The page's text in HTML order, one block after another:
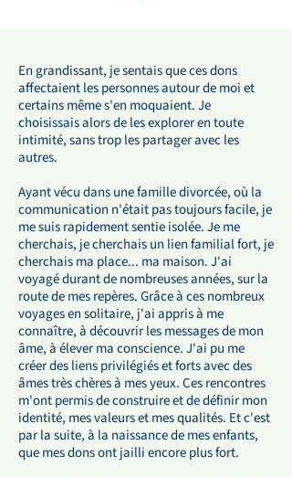
En grandissant, je sentais que ces dons
affectaient les personnes autour de moi et
certains même s'en moquaient. Je
choisissais alors de les explorer en toute
intimité, sans trop les partager avec les
autres.
Ayant vécu dans une famille divorcée, où la
communication n'était pas toujours facile, je
me suis rapidement sentie isolée. Je me
cherchais, je cherchais un lien familial fort, je
cherchais ma place... ma maison. J'ai
voyagé durant de nombreuses années, sur la
route de mes repères. Grâce à ces nombreux
voyages en solitaire, j'ai appris à me
connaître, à découvrir les messages de mon
âme, à élever ma conscience. J'ai pu me
créer des liens privilégiés et forts avec des
âmes très chères à mes yeux. Ces rencontres
m'ont permis de construire et de définir mon
identité, mes valeurs et mes qualités. Et c'est
par la suite, à la naissance de mes enfants,
que mes dons ont jailli encore plus fort.